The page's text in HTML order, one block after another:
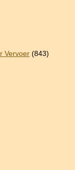
Vervoer (843)